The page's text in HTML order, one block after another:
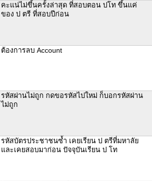
คะแน่ไม่ขึ้นครั้งล่าสุด ที่สอบตอน ปโท ขึ้นแค่
ของ ป ตรี ที่สอบปีก่อน
ต้องการลบ Account
รหัสผ่านไม่ถูก กดขอรหัสไปใหม่ ก็บอกรหัสผ่าน
ไม่ถูก
รหัสบัตรประชาชนซ้ำ เคยเรียน ป ตรีที่มหาลัย
และเคยสอบมาก่อน ปัจจุบันเรียน ป โท